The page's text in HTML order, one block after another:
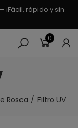
¡Fácil, rápido y sin
0
Rosca Filtro UV